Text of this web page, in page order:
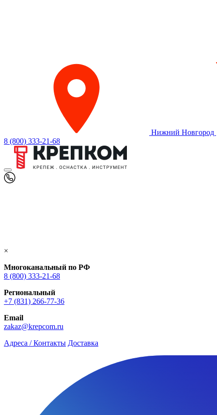
Нижний Новгород
8 (800) 333-21-68
×
Многоканальный по РФ
8 (800) 333‑21-68
Региональный
+7 (831) 266-77-36
Email
zakaz@krepcom.ru
Адреса / Контакты Доставка